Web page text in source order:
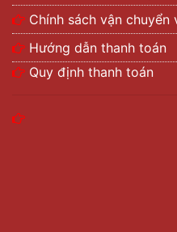
Chính sách vận chuyển
Hướng dẫn thanh toán
Quy định thanh toán